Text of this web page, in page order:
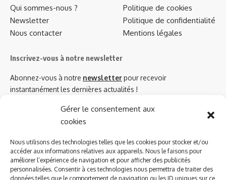
Gérer le consentement aux
cookies
Nous utilisons des technologies telles que les cookies pour stocker et/ou
accéder aux informations relatives aux appareils. Nous le faisons pour
améliorer l’expérience de navigation et pour afficher des publicités
personnalisées. Consentir à ces technologies nous permettra de traiter des
données telles que le comportement de navigation ou les ID uniques sur ce
Qui sommes-nous ?
Newsletter
Nous contacter
Politique de cookies
Politique de confidentialité
Mentions légales
Inscrivez-vous à notre newsletter
Abonnez-vous à notre newsletterpour recevoir
instantanément les dernières actualités !
Azinat.com TV soutient